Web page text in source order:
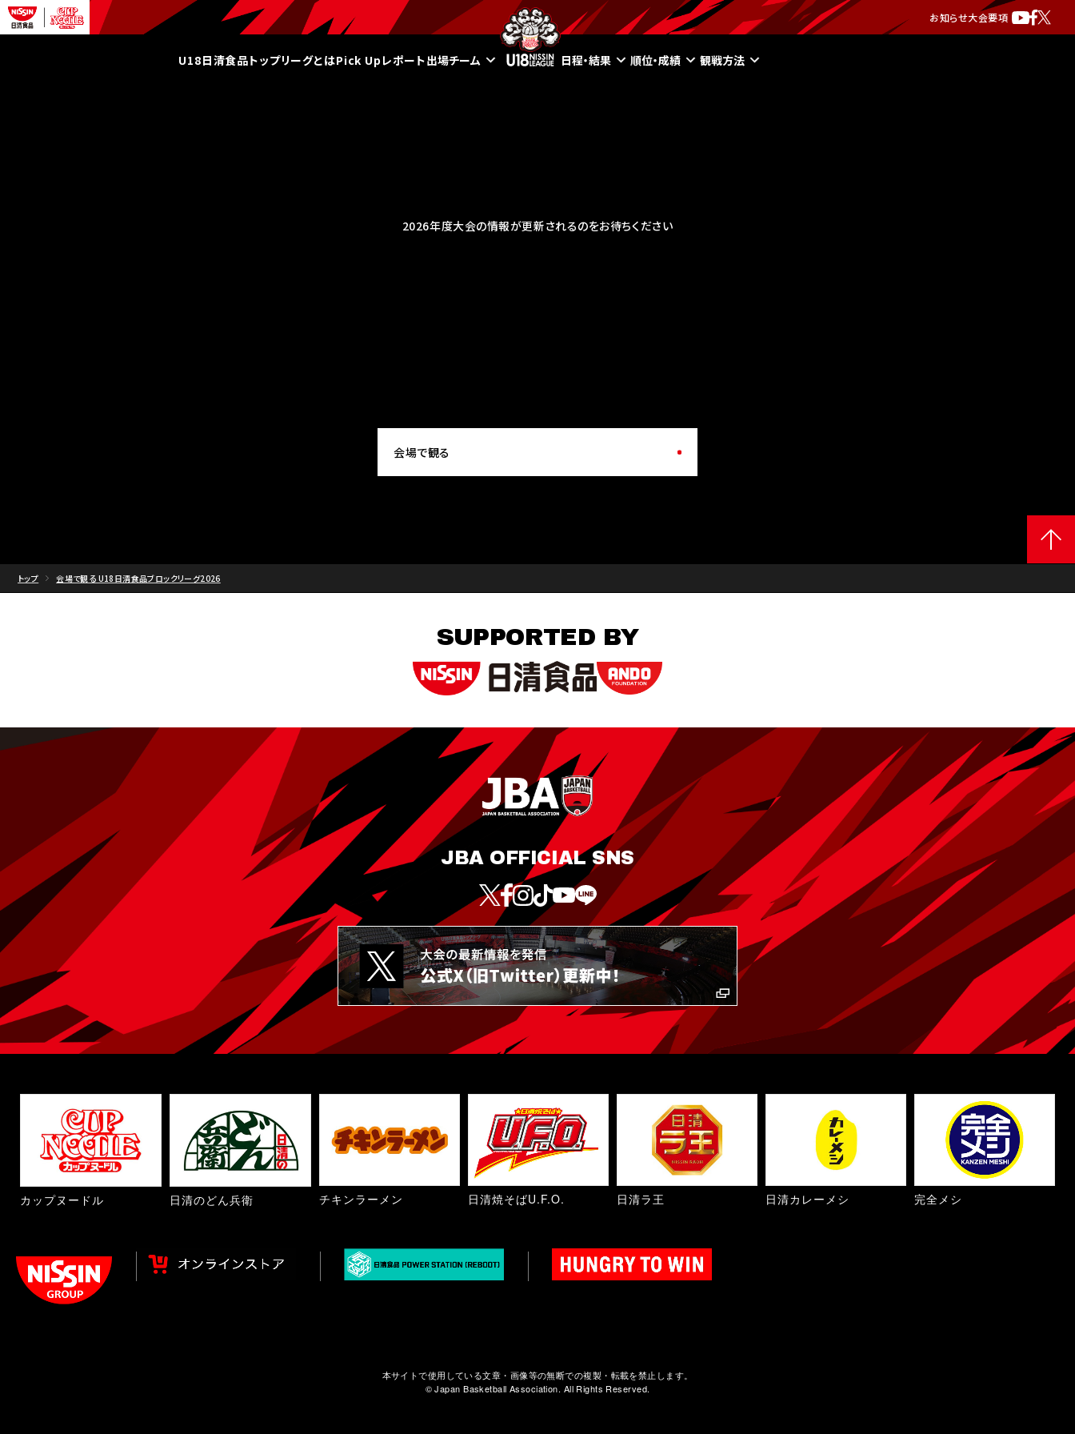
お知らせ大会要項
U18日清食品トップリーグとはPick Upレポート出場チーム 日程・結果 順位・成績 観戦方法
2026年度大会の情報が更新されるのをお待ちください
会場で観る
トップ 会場で観る U18日清食品ブロックリーグ2026
SUPPORTED BY
JBA OFFICIAL SNS
カップヌードル 日清のどん兵衛 チキンラーメン 日清焼そばU.F.O. 日清ラ王 日清カレーメシ 完全メシ
本サイトで使用している文章・画像等の無断での複製・転載を禁止します。
© Japan Basketball Association. All Rights Reserved.